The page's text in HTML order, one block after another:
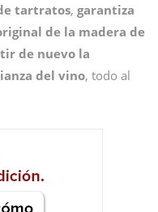
tartratos, garantiza
de la madera de
de nuevo la
del vino, todo al